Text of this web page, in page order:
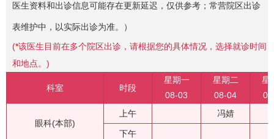
医生资料和出诊信息可能存在更新延迟，仅供参考；常营院区出诊
表维护中，以实际出诊为准。）
(*该医生目前在多个院区出诊，请根据您的具体情况，选择就诊时间
和地点。)
科室 时段
星期一
08-03
星期二
08-04
星
眼科(本部)
上午 冯婧
下午